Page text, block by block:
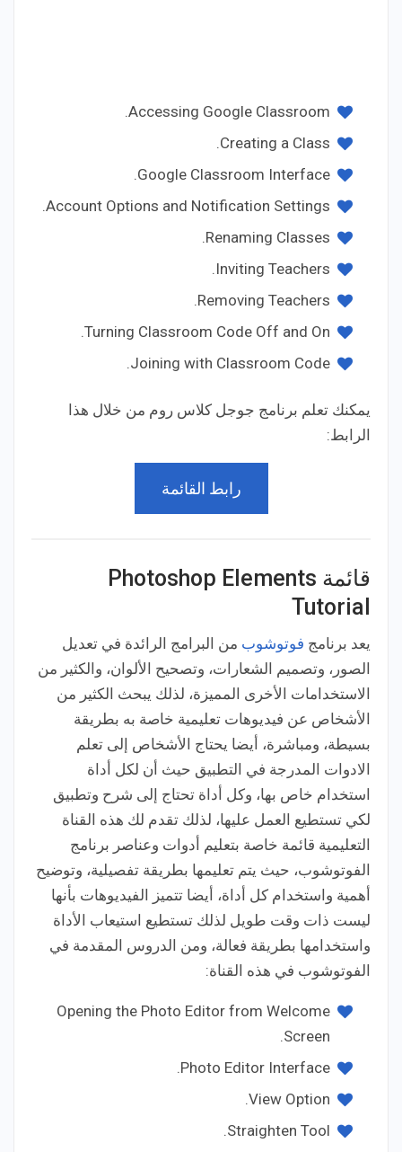
Accessing Google Classroom.
Creating a Class.
Google Classroom Interface.
Account Options and Notification Settings.
Renaming Classes.
Inviting Teachers.
Removing Teachers.
Turning Classroom Code Off and On.
Joining with Classroom Code.
يمكنك تعلم برنامج جوجل كلاس روم من خلال هذا
الرابط:
رابط القائمة
قائمة Photoshop Elements
Tutorial
يعد برنامج فوتوشوب من البرامج الرائدة في تعديل
الصور، وتصميم الشعارات، وتصحيح الألوان، والكثير من
الاستخدامات الأخرى المميزة، لذلك يبحث الكثير من
الأشخاص عن فيديوهات تعليمية خاصة به بطريقة
بسيطة، ومباشرة، أيضا يحتاج الأشخاص إلى تعلم
الادوات المدرجة في التطبيق حيث أن لكل أداة
استخدام خاص بها، وكل أداة تحتاج إلى شرح وتطبيق
لكي تستطيع العمل عليها، لذلك تقدم لك هذه القناة
التعليمية قائمة خاصة بتعليم أدوات وعناصر برنامج
الفوتوشوب، حيث يتم تعليمها بطريقة تفصيلية، وتوضيح
أهمية واستخدام كل أداة، أيضا تتميز الفيديوهات بأنها
ليست ذات وقت طويل لذلك تستطيع استيعاب الأداة
واستخدامها بطريقة فعالة، ومن الدروس المقدمة في
الفوتوشوب في هذه القناة:
Opening the Photo Editor from Welcome
Screen.
Photo Editor Interface.
View Option.
Straighten Tool.